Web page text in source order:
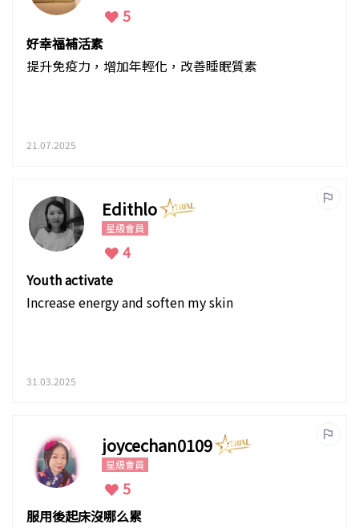
5
好幸福補活素
提升免疫力，增加年輕化，改善睡眠質素
21.07.2025
Edithlo
星級會員
4
Youth activate
Increase energy and soften my skin
31.03.2025
joycechan0109
星級會員
5
服用後起床沒哪么累